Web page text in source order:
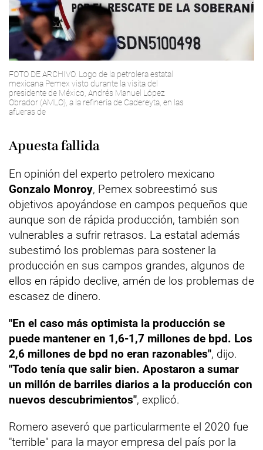
FOTO DE ARCHIVO. Logo de la petrolera estatal
mexicana Pemex visto durante la visita del
presidente de México, Andrés Manuel López
Obrador (AMLO), a la refinería de Cadereyta, en las
afueras de
Apuesta fallida
En opinión del experto petrolero mexicano
Gonzalo Monroy, Pemex sobreestimó sus
objetivos apoyándose en campos pequeños que
aunque son de rápida producción, también son
vulnerables a sufrir retrasos. La estatal además
subestimó los problemas para sostener la
producción en sus campos grandes, algunos de
ellos en rápido declive, amén de los problemas de
escasez de dinero.
"En el caso más optimista la producción se
puede mantener en 1,6-1,7 millones de bpd. Los
2,6 millones de bpd no eran razonables", dijo.
"Todo tenía que salir bien. Apostaron a sumar
un millón de barriles diarios a la producción con
nuevos descubrimientos", explicó.
Romero aseveró que particularmente el 2020 fue
"terrible" para la mayor empresa del país por la